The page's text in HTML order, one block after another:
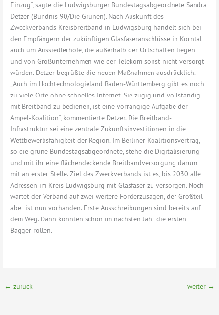
Einzug“, sagte die Ludwigsburger Bundestagsabgeordnete Sandra
Detzer (Bündnis 90/Die Grünen). Nach Auskunft des
Zweckverbands Kreisbreitband in Ludwigsburg handelt sich bei
den Empfängern der zukünftigen Glasfaseranschlüsse in Korntal
auch um Aussiedlerhöfe, die außerhalb der Ortschaften liegen
und von Großunternehmen wie der Telekom sonst nicht versorgt
würden. Detzer begrüßte die neuen Maßnahmen ausdrücklich.
„Auch im Hochtechnologieland Baden-Württemberg gibt es noch
zu viele Orte ohne schnelles Internet. Sie zügig und vollständig
mit Breitband zu bedienen, ist eine vorrangige Aufgabe der
Ampel-Koalition“, kommentierte Detzer. Die Breitband-
Infrastruktur sei eine zentrale Zukunftsinvestitionen in die
Wettbewerbsfähigkeit der Region. Im Berliner Koalitionsvertrag,
so die grüne Bundestagsabgeordnete, stehe die Digitalisierung
und mit ihr eine flächendeckende Breitbandversorgung darum
mit an erster Stelle. Ziel des Zweckverbands ist es, bis 2030 alle
Adressen im Kreis Ludwigsburg mit Glasfaser zu versorgen. Noch
wartet der Verband auf zwei weitere Förderzusagen, der Großteil
aber ist nun vorhanden. Erste Ausschreibungen sind bereits auf
dem Weg. Dann könnten schon im nächsten Jahr die ersten
Bagger rollen.
← zurück weiter →